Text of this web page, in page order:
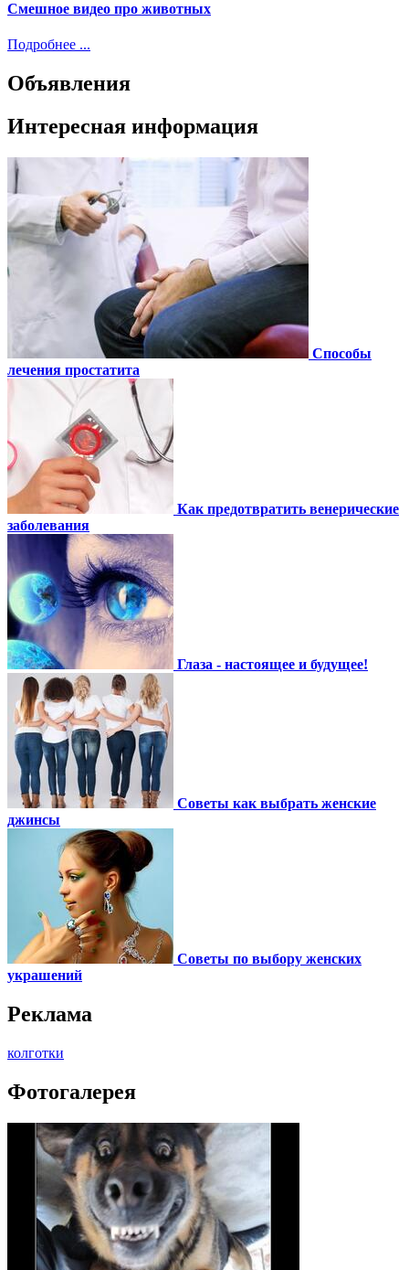
Смешное видео про животных
Подробнее ...
Объявления
Интересная информация
Способы
лечения простатита
Как предотвратить венерические
заболевания
Глаза - настоящее и будущее!
Советы как выбрать женские
джинсы
Советы по выбору женских
украшений
Реклама
колготки
Фотогалерея